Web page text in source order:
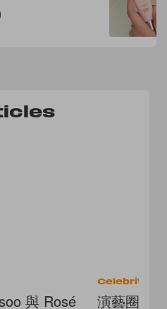
與 Rosé
Celebrities
演藝圈也